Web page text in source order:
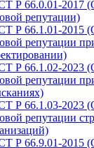
Р 66.0.01-2017
репутации)
Р 66.1.01-2015
репутации
Р 66.1.02-2023
репутации
Р 66.1.03-2023
репутации
Р 66.9.01-2015